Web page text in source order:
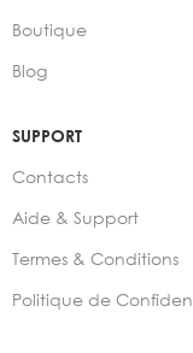
Boutique
Blog
SUPPORT
Contacts
Aide & Support
Termes & Conditions
Politique de